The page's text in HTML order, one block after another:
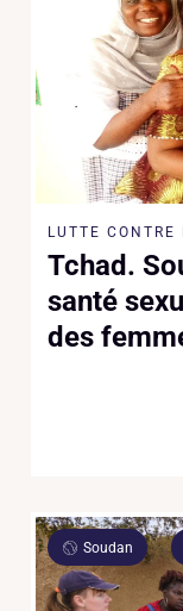
LUTTE
Tchad.
santé
des
Soudan